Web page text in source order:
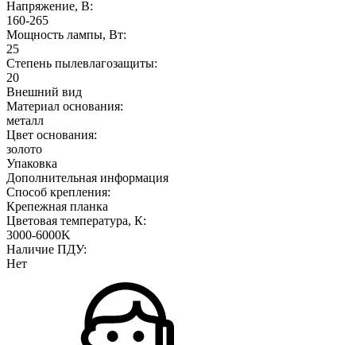
Напряжение, В:
160-265
Мощность лампы, Вт:
25
Степень пылевлагозащиты:
20
Внешний вид
Материал основания:
металл
Цвет основания:
золото
Упаковка
Дополнительная информация
Способ крепления:
Крепежная планка
Цветовая температура, К:
3000-6000K
Наличие ПДУ:
Нет